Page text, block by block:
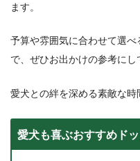
ます。
予算や雰囲気に合わせて選
で、ぜひお出かけの参考にし
愛犬との絆を深める素敵な時
愛犬も喜ぶおすすめド